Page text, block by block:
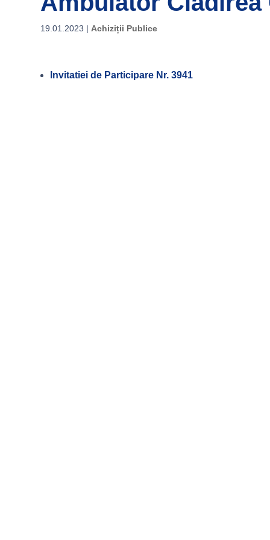
19.01.2023 | Achiziții Publice
Invitatiei de Participare Nr. 3941